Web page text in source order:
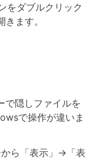
をダブルクリック
ます。
で隠しファイルを
で操作が違いま
から「表示」→「表